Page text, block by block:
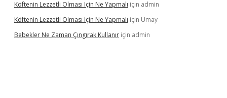
Köftenin Lezzetli Olması Için Ne Yapmalı için admin
Köftenin Lezzetli Olması Için Ne Yapmalı için Umay
Bebekler Ne Zaman Çıngırak Kullanır için admin